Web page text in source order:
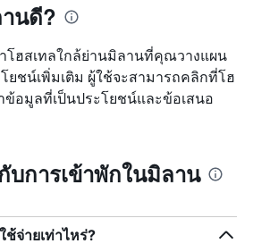
นดี?
โฮสเทลใกล้ย่านมิลานที่คุณวางแผน
ยชน์เพิ่มเติม ผู้ใช้จะสามารถคลิกที่โฮ
ข้อมูลที่เป็นประโยชน์และข้อเสนอ
บการเข้าพักในมิลาน
จ่ายเท่าไหร่?